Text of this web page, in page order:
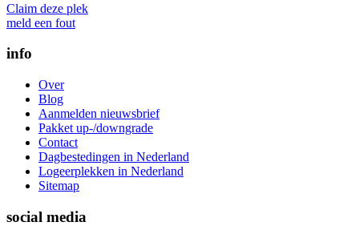
Claim deze plek
meld een fout
info
Over
Blog
Aanmelden nieuwsbrief
Pakket up-/downgrade
Contact
Dagbestedingen in Nederland
Logeerplekken in Nederland
Sitemap
social media